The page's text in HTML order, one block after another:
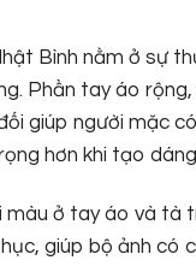
Bình nằm ở sự
Phần tay áo
giúp người mặc
hơn khi tạo
màu ở tay áo và tà
giúp bộ ảnh có